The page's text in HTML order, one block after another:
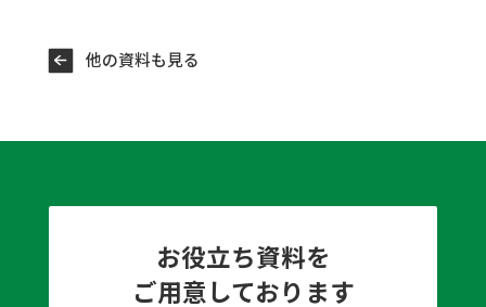
他の資料も見る
お役立ち資料を
ご用意しております